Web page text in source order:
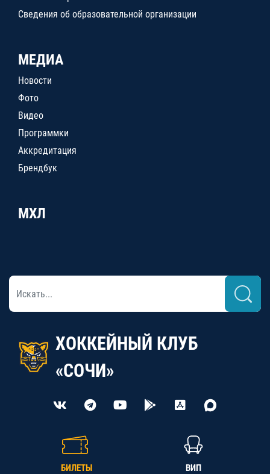
Сведения об образовательной организации
МЕДИА
Новости
Фото
Видео
Программки
Аккредитация
Брендбук
МХЛ
ХОККЕЙНЫЙ КЛУБ
«СОЧИ»
БИЛЕТЫ ВИП